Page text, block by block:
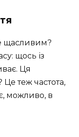
щасливим?
щось із
Ця
теж частота,
можливо, в